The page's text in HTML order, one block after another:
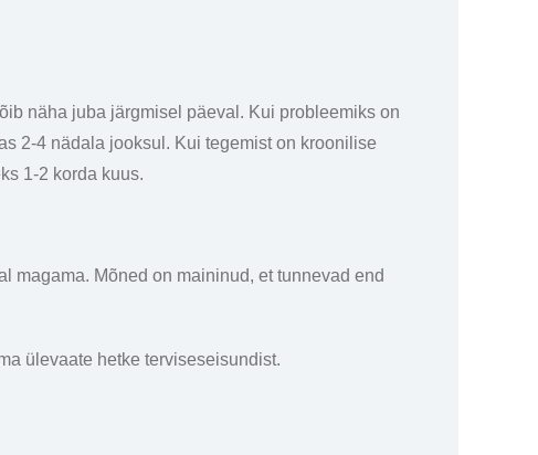
näha juba järgmisel päeval. Kui probleemiks on
2-4 nädala jooksul. Kui tegemist on kroonilise
1-2 korda kuus.
magama. Mõned on maininud, et tunnevad end
ülevaate hetke terviseseisundist.